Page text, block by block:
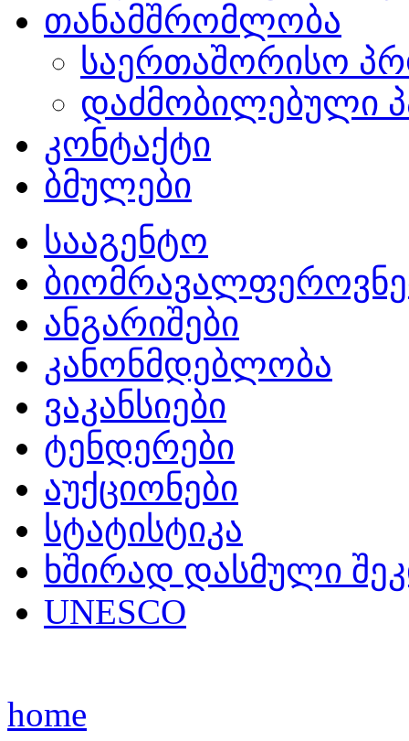
თანამშრომლობა
საერთაშორისო
დაძმობილებული
კონტაქტი
ბმულები
სააგენტო
ანგარიშები
კანონმდებლობა
ვაკანსიები
ტენდერები
აუქციონები
სტატისტიკა
ხშირად დასმული
UNESCO
home